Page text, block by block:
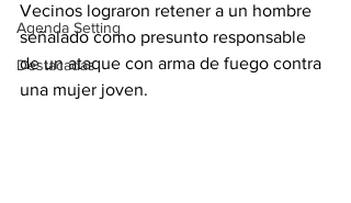
Agenda Setting
Destacadas
Vecinos lograron retener a un hombre
señalado como presunto responsable
de un ataque con arma de fuego contra
una mujer joven.